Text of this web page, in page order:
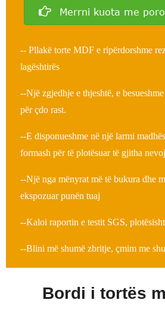
Merrni kuota me
-- Pllakë torte MDF e ripërdorshme
lagështirës
--Një zgjedhje e thjeshtë, e
për çdo rast.
--E disponueshme në një larmi
formash për të plotësuar të gjitha
--Një nga mënyrat më të bukura dhe
ekspozuar punën tuaj
--Kaloi raportin e testit SGS,
--Blini më shumë zbritje, çmim me
Bordi i tortës